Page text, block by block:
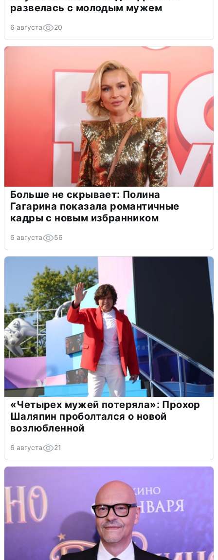
развелась с молодым мужем
6 августа 20
Больше не скрывает: Полина
Гагарина показала романтичные
кадры с новым избранником
6 августа 56
«Четырех мужей потеряла»: Прохор
Шаляпин проболтался о новой
возлюбленной
6 августа 21